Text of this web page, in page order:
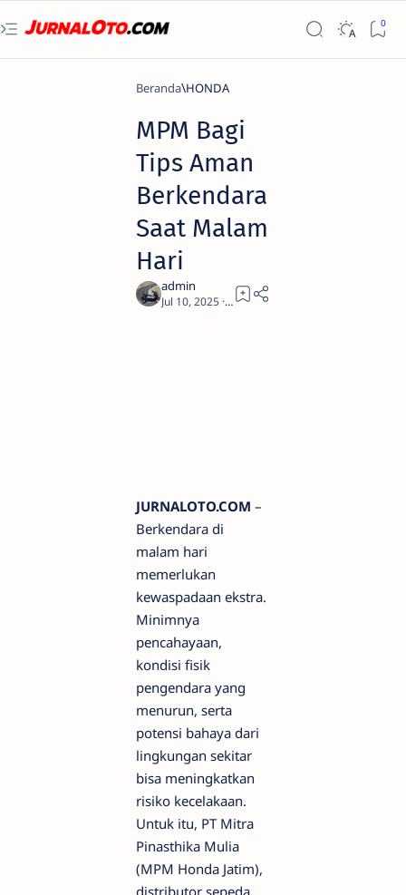
Beranda HONDA
MPM Bagi
Tips Aman
Berkendara
Saat Malam
Hari
1
JURNALOTO.COM –
Berkendara di
malam hari
memerlukan
kewaspadaan ekstra.
Minimnya
pencahayaan,
kondisi fisik
pengendara yang
menurun, serta
potensi bahaya dari
lingkungan sekitar
bisa meningkatkan
risiko kecelakaan.
Untuk itu, PT Mitra
Pinasthika Mulia
(MPM Honda Jatim),
distributor sepeda